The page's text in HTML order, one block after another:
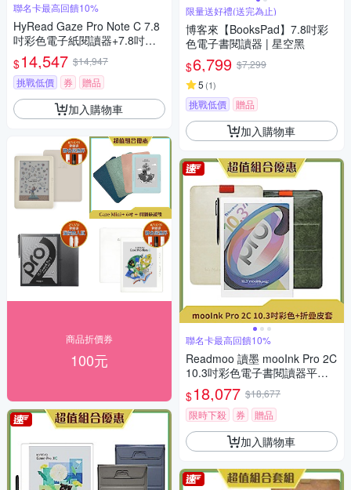
聯名卡最高回饋10%
HyRead Gaze Pro Note C 7.8
吋彩色電子紙閱讀器+7.8吋手
寫類紙膜 (組合)
$14,547 $14,947
挑戰低價
券 贈品
加入購物車
商品折價券
100元
限量送好禮(送完為止)
博客來【BooksPad】7.8吋彩
色電子書閱讀器 | 星空黑
$6,799 $7,299
5 (1)
挑戰低價 贈品
加入購物車
聯名卡最高回饋10%
Readmoo 讀墨 mooInk Pro 2C
10.3吋彩色電子書閱讀器平板+
10.3吋折疊皮套 (組合)
$18,077 $18,677
限時下殺
券 贈品
加入購物車